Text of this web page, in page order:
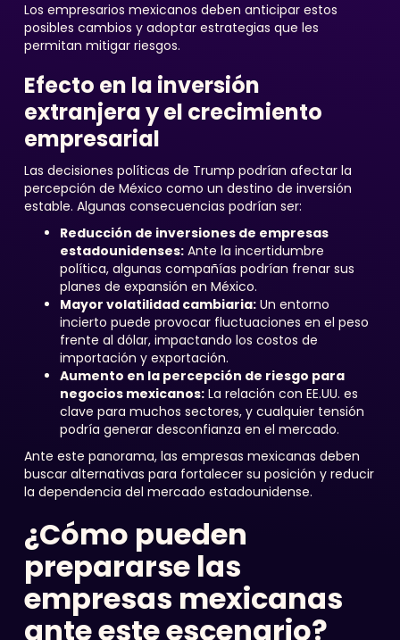
Los empresarios mexicanos deben anticipar estos
posibles cambios y adoptar estrategias que les
permitan mitigar riesgos.
Efecto en la inversión
extranjera y el crecimiento
empresarial
Las decisiones políticas de Trump podrían afectar la
percepción de México como un destino de inversión
estable. Algunas consecuencias podrían ser:
Reducción de inversiones de empresas
estadounidenses:Ante la incertidumbre
política, algunas compañías podrían frenar sus
planes de expansión en México.
Mayor volatilidad cambiaria:Un entorno
incierto puede provocar fluctuaciones en el peso
frente al dólar, impactando los costos de
importación y exportación.
Aumento en la percepción de riesgo para
negocios mexicanos:La relación con EE.UU. es
clave para muchos sectores, y cualquier tensión
podría generar desconfianza en el mercado.
Ante este panorama, las empresas mexicanas deben
buscar alternativas para fortalecer su posición y reducir
la dependencia del mercado estadounidense.
¿Cómo pueden
prepararse las
empresas mexicanas
ante este escenario?